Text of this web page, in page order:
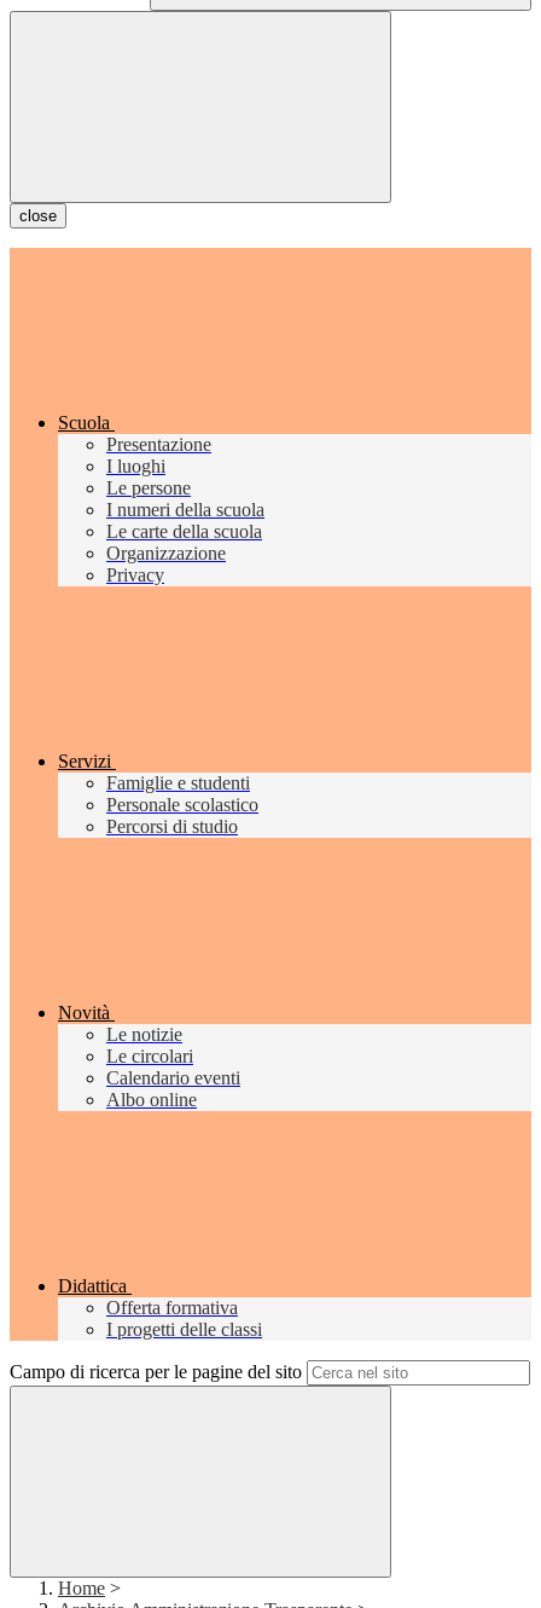
close
Scuola
Presentazione
I luoghi
Le persone
I numeri della scuola
Le carte della scuola
Organizzazione
Privacy
Servizi
Famiglie e studenti
Personale scolastico
Percorsi di studio
Novità
Le notizie
Le circolari
Calendario eventi
Albo online
Didattica
Offerta formativa
I progetti delle classi
Campo di ricerca per le pagine del sito
Home >